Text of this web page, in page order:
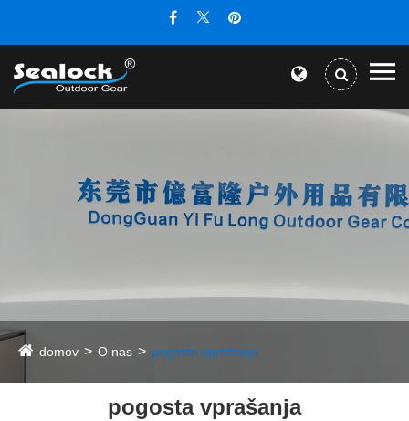
domov O nas pogosta vprašanja
pogosta vprašanja